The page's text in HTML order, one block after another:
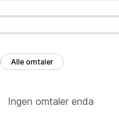
Alle omtaler
Ingen omtaler enda